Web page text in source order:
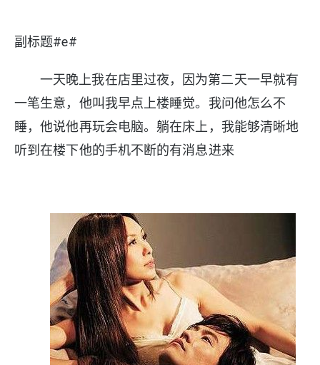
副标题#e#
一天晚上我在店里过夜，因为第二天一早就有
一笔生意，他叫我早点上楼睡觉。我问他怎么不
睡，他说他再玩会电脑。躺在床上，我能够清晰地
听到在楼下他的手机不断的有消息进来